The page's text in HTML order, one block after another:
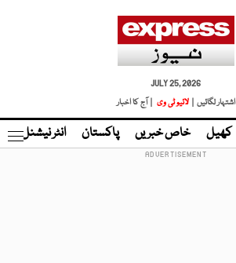
JULY 25, 2026
اشتہار لگائیں |
لائیو ٹی وی | آج کا اخبار
کھیل خاص خبریں پاکستان انٹر نیشنل